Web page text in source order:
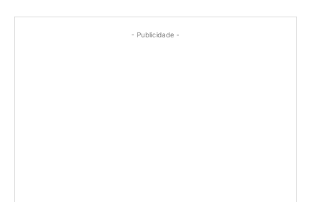
- Publicidade -